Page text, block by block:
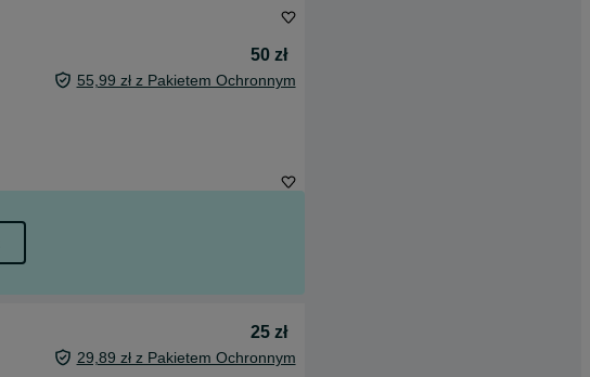
50 zł
55,99 zł z Pakietem Ochronnym
25 zł
29,89 zł z Pakietem Ochronnym